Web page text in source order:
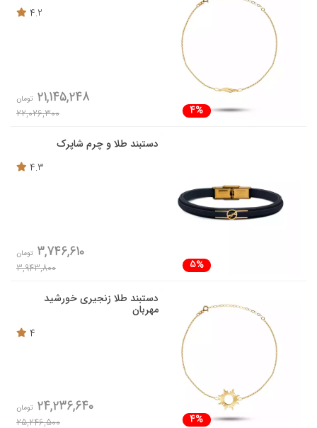
4.2
4%
21,145,248 تومان
22,026,300
دستبند طلا و چرم شاپرک
4.3
5%
3,746,610 تومان
3,943,800
دستبند طلا زنجیری خورشید
مهربان
4
4%
24,236,640 تومان
25,246,500